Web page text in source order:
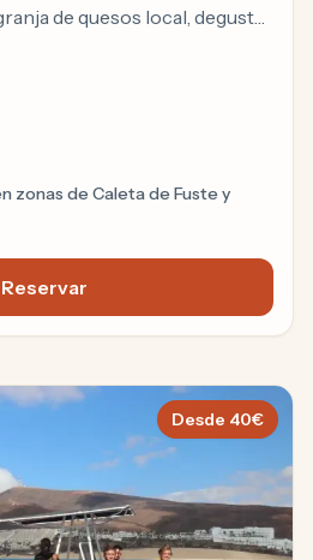
de quesos local, degusta
con las playas
zonas de Caleta de Fuste y
Reservar
Buggy Tour Fuerteventura
Desde 40€